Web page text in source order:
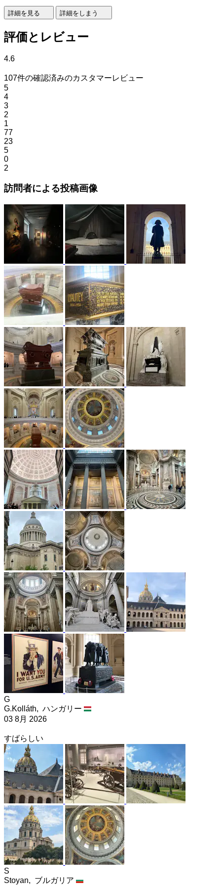
詳細を見る 詳細をしまう
評価とレビュー
4.6
107件の確認済みのカスタマーレビュー
5
4
3
2
1
77
23
5
0
2
訪問者による投稿画像
G
G.Kolláth, ハンガリー
03 8月 2026
すばらしい
S
Stoyan, ブルガリア